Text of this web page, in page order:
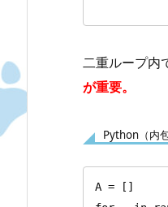
二重ループ内
が重要。
Python（内
A = []